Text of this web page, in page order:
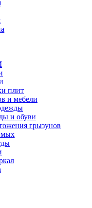
плит
и мебели
и обуви
грызунов